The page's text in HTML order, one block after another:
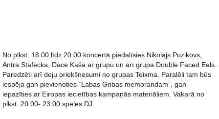
No plkst. 18.00 līdz 20.00 koncertā piedalīsies Nikolajs Puzikovs,
Antra Stafecka, Dace Kaša ar grupu un arī grupa Double Faced Eels.
Paredzēti arī deju priekšnesumi no grupas Teixma. Paralēli tam būs
iespēja gan pievienoties “Labas Gribas memorandam”, gan
iepazīties ar Eiropas iecietības kampaņās materiāliem. Vakarā no
plkst. 20.00- 23.00 spēlēs DJ.